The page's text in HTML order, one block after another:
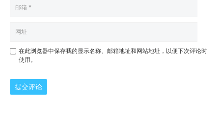
在此浏览器中保存我的显示名称、邮箱地址和网站地址，以便下次评论时
使用。
提交评论